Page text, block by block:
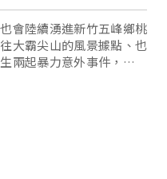
會陸續湧進新竹五峰鄉桃
大霸尖山的風景據點、也
兩起暴力意外事件，讓部